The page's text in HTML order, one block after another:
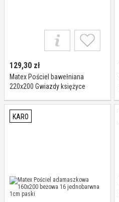
129,30 zł
Matex Pościel bawełniana
220x200 Gwiazdy księżyce
KARO